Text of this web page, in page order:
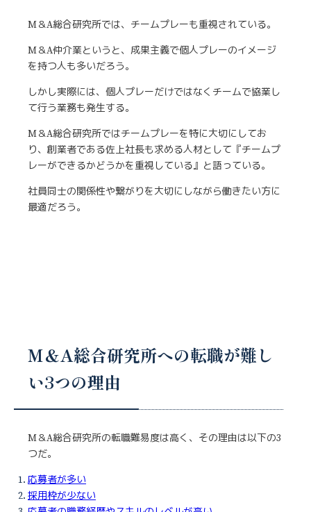
M＆A総合研究所では、チームプレーも重視されている。
M＆A仲介業というと、成果主義で個人プレーのイメージ
を持つ人も多いだろう。
しかし実際には、個人プレーだけではなくチームで協業し
て行う業務も発生する。
M＆A総合研究所ではチームプレーを特に大切にしてお
り、創業者である佐上社長も求める人材として『チームプ
レーができるかどうかを重視している』と語っている。
社員同士の関係性や繋がりを大切にしながら働きたい方に
最適だろう。
M＆A総合研究所への転職が難し
い3つの理由
M＆A総合研究所の転職難易度は高く、その理由は以下の3
つだ。
応募者が多い
採用枠が少ない